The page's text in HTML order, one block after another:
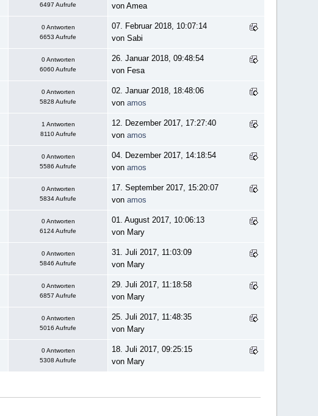
6497 Aufrufe
von Amea
0 Antworten
6653 Aufrufe
07. Februar 2018, 10:07:14
von Sabi
0 Antworten
6060 Aufrufe
26. Januar 2018, 09:48:54
von Fesa
0 Antworten
5828 Aufrufe
02. Januar 2018, 18:48:06
vonamos
1 Antworten
8110 Aufrufe
12. Dezember 2017, 17:27:40
vonamos
0 Antworten
5586 Aufrufe
04. Dezember 2017, 14:18:54
vonamos
0 Antworten
5834 Aufrufe
17. September 2017, 15:20:07
vonamos
0 Antworten
6124 Aufrufe
01. August 2017, 10:06:13
von Mary
0 Antworten
5846 Aufrufe
31. Juli 2017, 11:03:09
von Mary
0 Antworten
6857 Aufrufe
29. Juli 2017, 11:18:58
von Mary
0 Antworten
5016 Aufrufe
25. Juli 2017, 11:48:35
von Mary
0 Antworten
5308 Aufrufe
18. Juli 2017, 09:25:15
von Mary